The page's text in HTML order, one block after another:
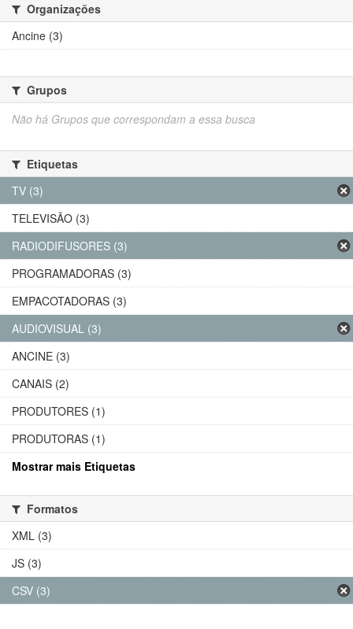
Organizações
Ancine (3)
Grupos
Não há Grupos que correspondam a essa busca
Etiquetas
TV (3)
TELEVISÃO (3)
RADIODIFUSORES (3)
PROGRAMADORAS (3)
EMPACOTADORAS (3)
AUDIOVISUAL (3)
ANCINE (3)
CANAIS (2)
PRODUTORES (1)
PRODUTORAS (1)
Mostrar mais Etiquetas
Formatos
XML (3)
JS (3)
CSV (3)